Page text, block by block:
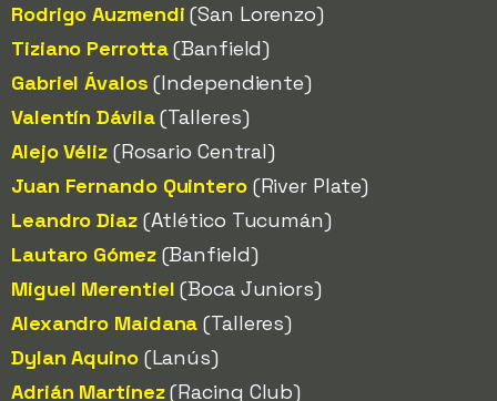
Rodrigo Auzmendi (San Lorenzo)
Tiziano Perrotta(Banfield)
Gabriel Ávalos (Independiente)
Valentín Dávila(Talleres)
Alejo Véliz(Rosario Central)
Juan Fernando Quintero(River Plate)
Leandro Diaz(Atlético Tucumán)
Lautaro Gómez(Banfield)
Miguel Merentiel (Boca Juniors)
Alexandro Maidana (Talleres)
Dylan Aquino(Lanús)
Adrián Martínez(Racing Club)